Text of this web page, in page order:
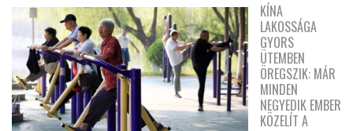
KÍNA
LAKOSSÁGA
GYORS
ÜTEMBEN
ÖREGSZIK: MÁR
MINDEN
NEGYEDIK EMBER
KÖZELÍT A